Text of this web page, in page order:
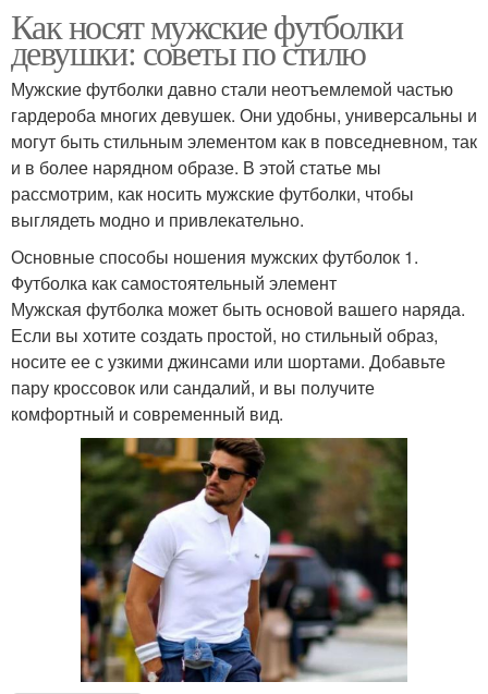
Как носят мужские футболки
девушки: советы по стилю
Мужские футболки давно стали неотъемлемой частью
гардероба многих девушек. Они удобны, универсальны и
могут быть стильным элементом как в повседневном, так
и в более нарядном образе. В этой статье мы
рассмотрим, как носить мужские футболки, чтобы
выглядеть модно и привлекательно.
Основные способы ношения мужских футболок 1.
Футболка как самостоятельный элемент
Мужская футболка может быть основой вашего наряда.
Если вы хотите создать простой, но стильный образ,
носите ее с узкими джинсами или шортами. Добавьте
пару кроссовок или сандалий, и вы получите
комфортный и современный вид.